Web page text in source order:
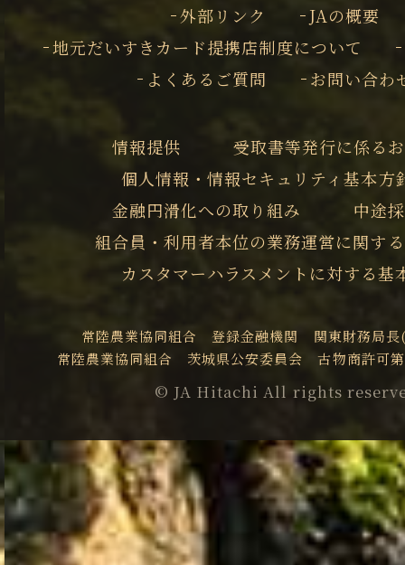
外部リンク
JAの概要
地元だいすきカード提携店制度について
よくあるご質問
お問い合わ
情報提供
受取書等発行に係る
個人情報・情報セキュリティ基本方
金融円滑化への取り組み
中途
組合員・利用者本位の業務運営に関す
カスタマーハラスメントに対する基
常陸農業協同組合 登録金融機関 関東財務局
常陸農業協同組合 茨城県公安委員会 古物商許可
© JA Hitachi All rights